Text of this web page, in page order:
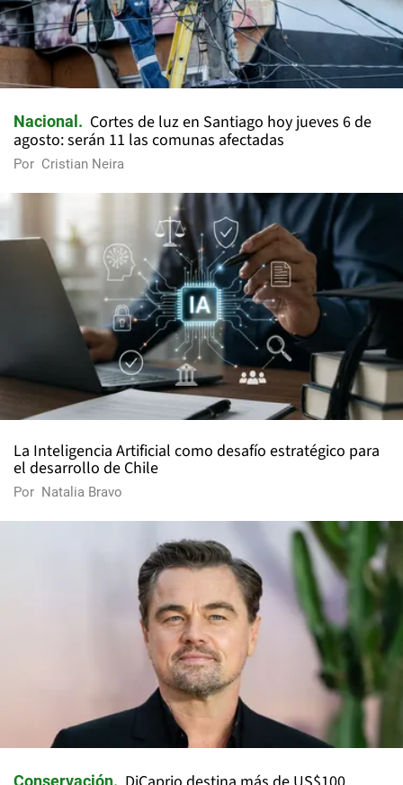
Nacional
Cortes de luz en Santiago hoy jueves 6 de
agosto: serán 11 las comunas afectadas
Por Cristian Neira
La Inteligencia Artificial como desafío estratégico para
el desarrollo de Chile
Por Natalia Bravo
Conservación